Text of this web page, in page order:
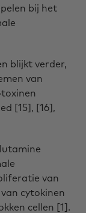
bij het
blijkt verder,
van
[15], [16],
van
cytokinen
cellen [1].